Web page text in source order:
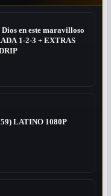
en este maravilloso
1-2-3 + EXTRAS
LATINO 1080P